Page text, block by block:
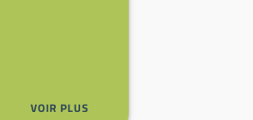
VOIR PLUS